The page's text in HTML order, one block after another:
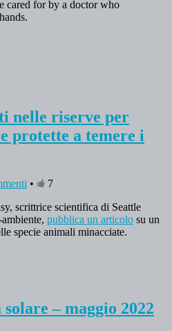
cared for by a doctor who
nelle riserve per
protette a temere i
•
7
scrittrice scientifica di Seattle
pubblica un articolo su un
specie animali minacciate.
– maggio 2022